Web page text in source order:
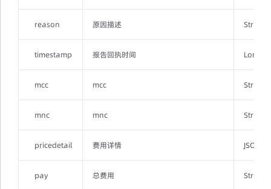
reason 原因描述 String
timestamp 报告回执时间 Long
mcc mcc String
mnc mnc String
pricedetail 费用详情
pay 总费用 String